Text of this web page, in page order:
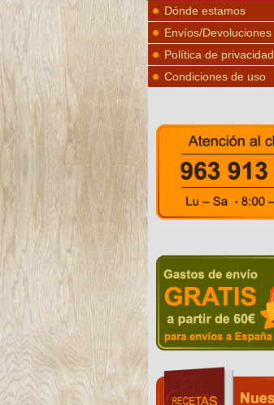
Dónde estamos
Envíos/Devoluciones
Política de privacidad
Condiciones de uso